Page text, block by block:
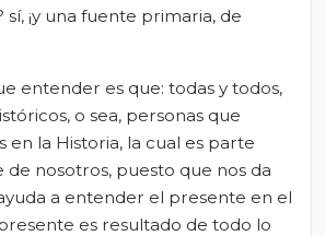
¡y una fuente primaria, de
entender es que: todas y todos,
o sea, personas que
en la Historia, la cual es parte
nosotros, puesto que nos da
a entender el presente en el
es resultado de todo lo